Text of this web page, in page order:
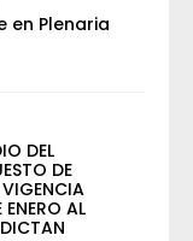
en Plenaria
DEL
DE
ENERO AL